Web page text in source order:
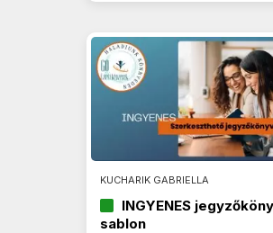
KUCHARIK GABRIELLA
INGYENES
sablon